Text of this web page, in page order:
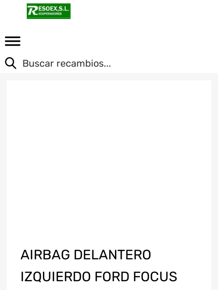
AIRBAG DELANTERO
IZQUIERDO FORD FOCUS